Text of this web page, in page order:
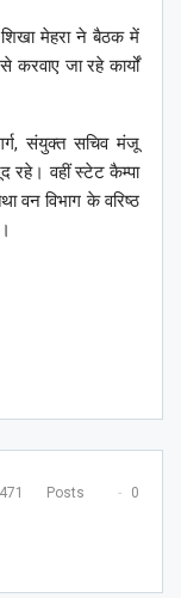
मेहरा ने बैठक में
जा रहे कार्यों
संयुक्त सचिव मंजू
रहे। वहीं स्टेट कैम्पा
वन विभाग के वरिष्ठ
Posts 0